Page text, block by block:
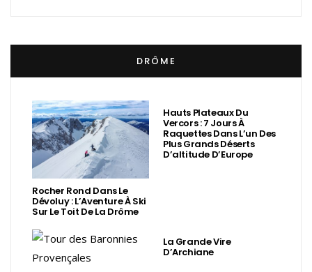
DRÔME
Rocher Rond Dans Le
Dévoluy : L’Aventure À Ski
Sur Le Toit De La Drôme
Hauts Plateaux Du
Vercors : 7 Jours À
Raquettes Dans L’un Des
Plus Grands Déserts
D’altitude D’Europe
La Grande Vire
D’Archiane